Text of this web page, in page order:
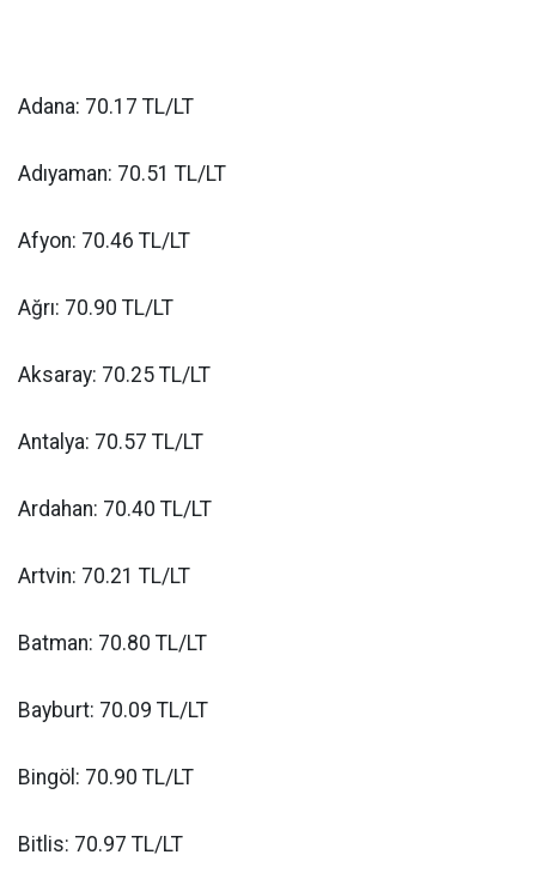
Adana: 70.17 TL/LT
Adıyaman: 70.51 TL/LT
Afyon: 70.46 TL/LT
Ağrı: 70.90 TL/LT
Aksaray: 70.25 TL/LT
Antalya: 70.57 TL/LT
Ardahan: 70.40 TL/LT
Artvin: 70.21 TL/LT
Batman: 70.80 TL/LT
Bayburt: 70.09 TL/LT
Bingöl: 70.90 TL/LT
Bitlis: 70.97 TL/LT